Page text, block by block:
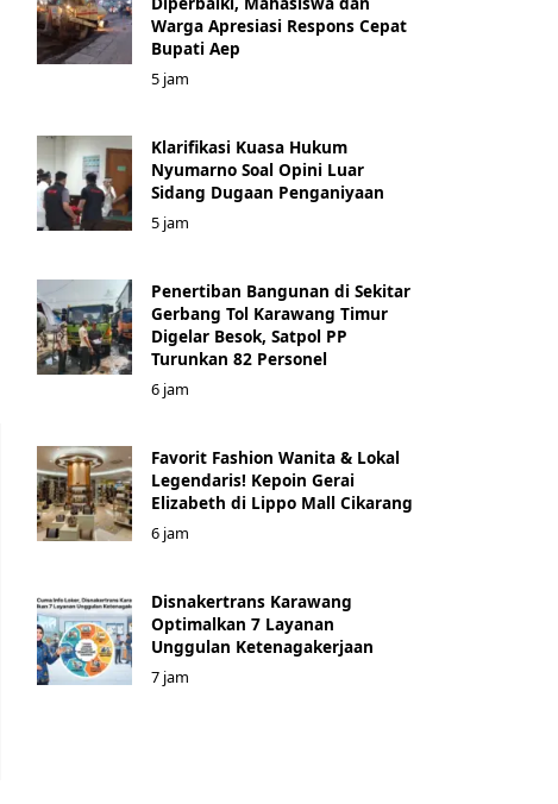
Warga Apresiasi Respons Cepat
Bupati Aep
5 jam
Klarifikasi Kuasa Hukum
Nyumarno Soal Opini Luar
Sidang Dugaan Penganiyaan
5 jam
Penertiban Bangunan di Sekitar
Gerbang Tol Karawang Timur
Digelar Besok, Satpol PP
Turunkan 82 Personel
6 jam
Favorit Fashion Wanita & Lokal
Legendaris! Kepoin Gerai
Elizabeth di Lippo Mall Cikarang
6 jam
Disnakertrans Karawang
Optimalkan 7 Layanan
Unggulan Ketenagakerjaan
7 jam